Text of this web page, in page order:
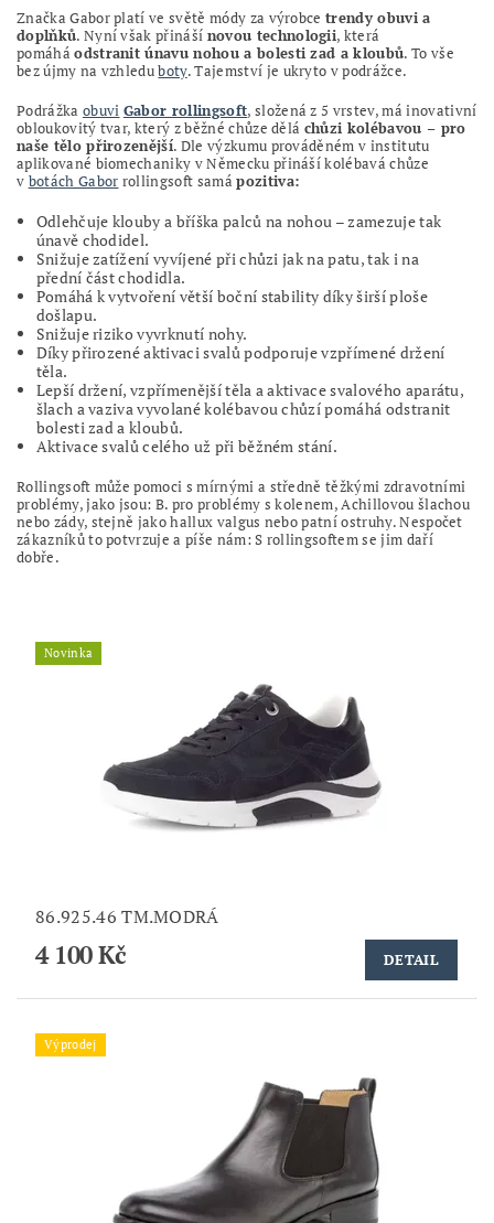
Značka Gabor platí ve světě módy za výrobce trendy obuvi a
doplňků. Nyní však přináší novou technologii, která
pomáhá odstranit únavu nohou a bolesti zad a kloubů. To vše
bez újmy na vzhleduboty. Tajemství je ukryto v podrážce.
Podrážka obuvi Gabor rollingsoft, složená z 5 vrstev, má inovativní
obloukovitý tvar, který z běžné chůze dělá chůzi kolébavou – pro
naše tělo přirozenější. Dle výzkumu prováděném v institutu
aplikované biomechaniky v Německu přináší kolébavá chůze
v botách Gabor rollingsoft samá pozitiva:
Odlehčuje klouby a bříška palců na nohou – zamezuje tak
únavě chodidel.
Snižuje zatížení vyvíjené při chůzi jak na patu, tak i na
přední část chodidla.
Pomáhá k vytvoření větší boční stability díky širší ploše
došlapu.
Snižuje riziko vyvrknutí nohy.
Díky přirozené aktivaci svalů podporuje vzpřímené držení
těla.
Lepší držení, vzpřímenější těla a aktivace svalového aparátu,
šlach a vaziva vyvolané kolébavou chůzí pomáhá odstranit
bolesti zad a kloubů.
Aktivace svalů celého už při běžném stání.
Rollingsoft může pomoci s mírnými a středně těžkými zdravotními
problémy, jako jsou: B. pro problémy s kolenem, Achillovou šlachou
nebo zády, stejně jako hallux valgus nebo patní ostruhy. Nespočet
zákazníků to potvrzuje a píše nám: S rollingsoftem se jim daří
dobře.
Novinka
86.925.46 TM.MODRÁ
4 100 Kč DETAIL
Výprodej